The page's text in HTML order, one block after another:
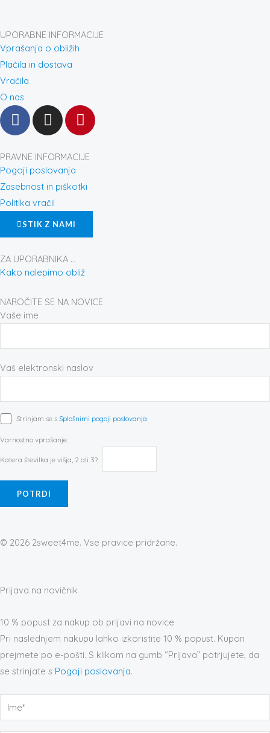
UPORABNE INFORMACIJE
Vprašanja o obližih
Plačila in dostava
Vračila
O nas
F
a
e
b
o
o
k
-
I
n
t
a
g
r
a
m
P
i
t
r
t
PRAVNE INFORMACIJE
Pogoji poslovanja
Zasebnost in piškotki
Politika vračil
STIK Z NAMI
ZA UPORABNIKA ...
Kako nalepimo obliž
NAROČITE SE NA NOVICE
Vaše ime
Vaš elektronski naslov
Strinjam se sSplošnimi pogoji poslovanja.
Varnostno vprašanje:
Katera številka je višja, 2 ali 3?
© 2026 2sweet4me. Vse pravice pridržane.
Prijava na novičnik
10 % popust za nakup ob prijavi na novice
Pri naslednjem nakupu lahko izkoristite 10 % popust. Kupon
prejmete po e-pošti. S klikom na gumb “Prijava” potrjujete, da
se strinjate s Pogoji poslovanja.